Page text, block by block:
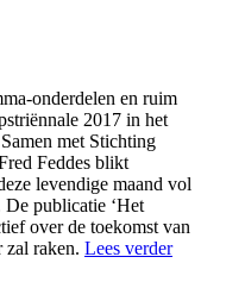
onderdelen en ruim
2017 in het
met Stichting
Feddes blikt
levendige maand vol
De publicatie ‘Het
over de toekomst van
zal raken. Lees verder